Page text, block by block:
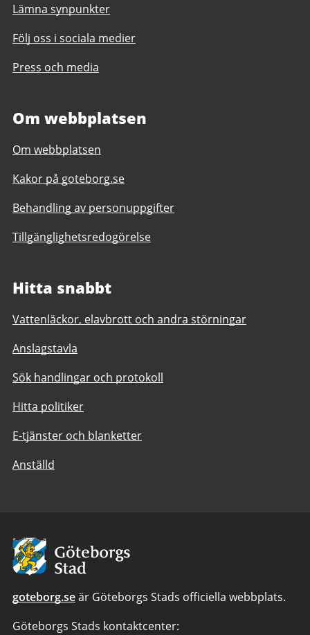
Lämna synpunkter
Följ oss i sociala medier
Press och media
Om webbplatsen
Om webbplatsen
Kakor på goteborg.se
Behandling av personuppgifter
Tillgänglighetsredogörelse
Hitta snabbt
Vattenläckor, elavbrott och andra störningar
Anslagstavla
Sök handlingar och protokoll
Hitta politiker
E-tjänster och blanketter
Anställd
Avsändare:
Göteborgs
Stad
goteborg.seär Göteborgs Stads officiella webbplats.
Göteborgs Stads kontaktcenter: